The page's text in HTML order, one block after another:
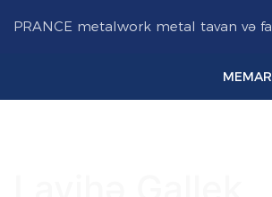
PRANCE metalwork metal tavan və